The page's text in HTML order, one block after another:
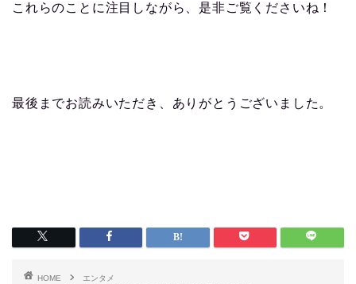
これらのことに注目しながら、是非ご覧くださいね！
最後までお読みいただき、ありがとうございました。
HOME
エンタメ